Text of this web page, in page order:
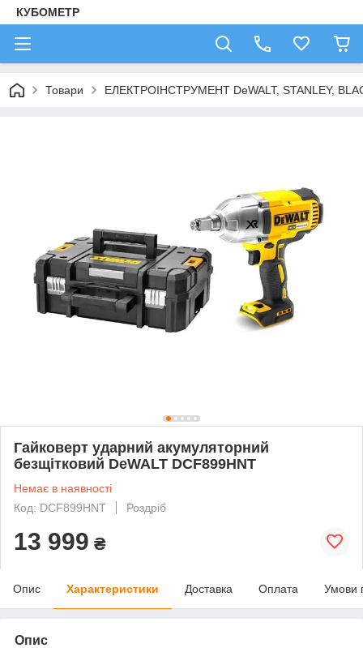
КУБОМЕТР
Товари ЕЛЕКТРОІНСТРУМЕНТ DeWALT, STANLEY,
Гайковерт ударний акумуляторний
безщітковий DeWALT DCF899HNT
Немає в наявності
Код: DCF899HNT
Роздріб
13 999 ₴
Опис Характеристики Доставка Оплата Умови
Опис